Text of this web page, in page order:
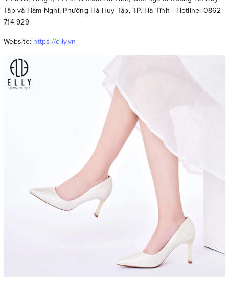
Tập và Hàm Nghi, Phường Hà Huy Tập, TP. Hà Tĩnh - Hotline: 0862
714 929
Website: https://elly.vn